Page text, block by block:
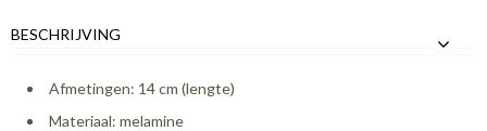
BESCHRIJVING
Afmetingen: 14 cm (lengte)
Materiaal: melamine